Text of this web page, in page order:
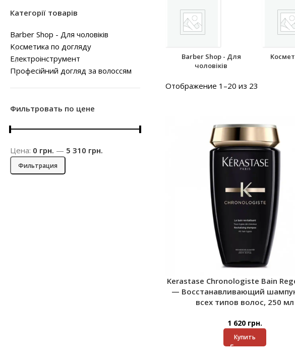
Категорії товарів
Barber Shop - Для чоловіків
Kосметика по догляду
Електроінструмент
Професійний догляд за волоссям
Фильтровать по цене
Фильтрация
Цена: 0 грн. — 5 310 грн.
Barber Shop - Для
чоловіків
Отображение 1–20 из 23
Kerastase Chronologiste Bain
— Восстанавливающий
всех типов волос, 250 мл
1 620 грн.
Купить